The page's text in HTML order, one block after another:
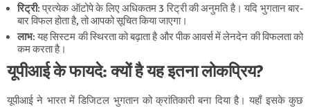
रिट्री: प्रत्येक ऑटोपे के लिए अधिकतम 3 रिट्री की अनुमति है। यदि भुगतान बार-
बार विफल होता है, तो आपको सूचित किया जाएगा।
लाभ: यह सिस्टम की स्थिरता को बढ़ाता है और पीक आवर्स में लेनदेन की विफलता को
कम करता है।
यूपीआई के फायदे: क्यों है यह इतना लोकप्रिय?
यूपीआई ने भारत में डिजिटल भुगतान को क्रांतिकारी बना दिया है। यहाँ इसके कुछ